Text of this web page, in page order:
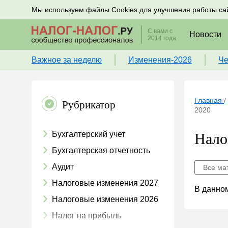
Мы используем файлы Cookies для улучшения работы
Подписывайтесь на новости по налогам, учету и
С вами с
2014 года
Новости
Важное за неделю Изменения-2026
Рубрикатор
Бухгалтерский учет
Бухгалтерская отчетность
Аудит
Налоговые изменения 2027
Налоговые изменения 2026
Налог на прибыль
Главная /
2020
Все
В